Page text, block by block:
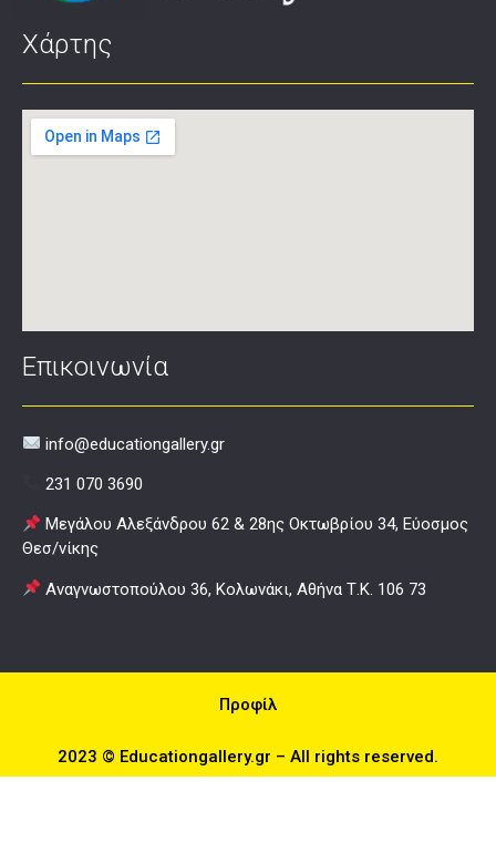
Χάρτης
Επικοινωνία
info@educationgallery.gr
231 070 3690
Μεγάλου Αλεξάνδρου 62 & 28ης Οκτωβρίου 34, Εύοσμος
Θεσ/νίκης
Αναγνωστοπούλου 36, Κολωνάκι, Αθήνα Τ.Κ. 106 73
Προφίλ
2023 © Educationgallery.gr – All rights reserved.